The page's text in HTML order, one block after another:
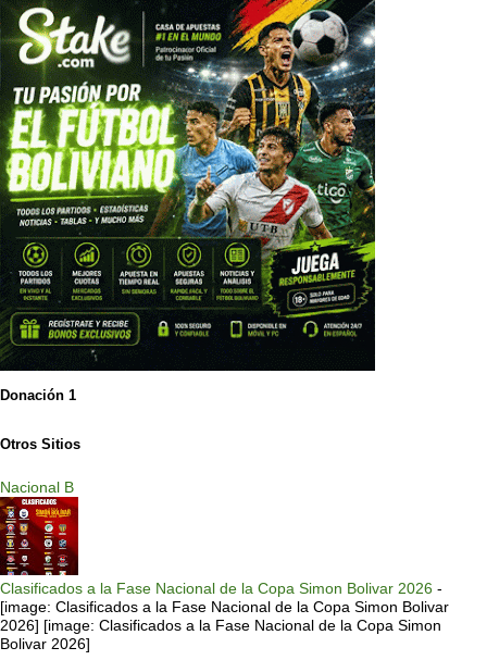
Donación 1
Otros Sitios
Nacional B
Clasificados a la Fase Nacional de la Copa Simon Bolivar 2026 -
[image: Clasificados a la Fase Nacional de la Copa Simon Bolivar
2026] [image: Clasificados a la Fase Nacional de la Copa Simon
Bolivar 2026]